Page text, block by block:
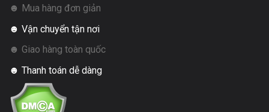
☻ Mua hàng đơn giản
☻ Vận chuyển tận nơi
☻ Giao hàng toàn quốc
☻ Thanh toán dễ dàng